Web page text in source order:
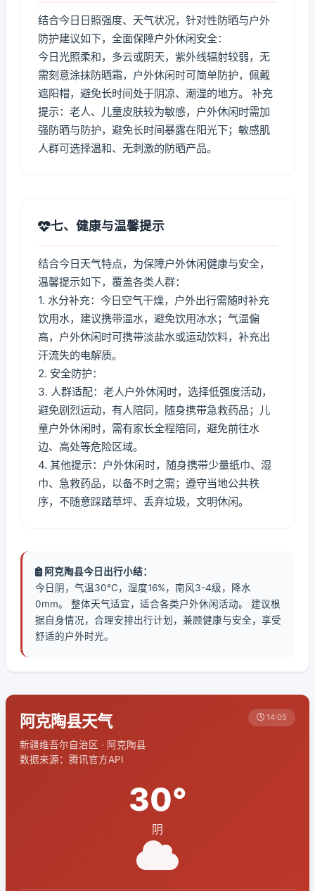
结合今日日照强度、天气状况，针对性防晒与户外
防护建议如下，全面保障户外休闲安全：
今日光照柔和，多云或阴天，紫外线辐射较弱，无
需刻意涂抹防晒霜，户外休闲时可简单防护，佩戴
遮阳帽，避免长时间处于阴凉、潮湿的地方。 补充
提示：老人、儿童皮肤较为敏感，户外休闲时需加
强防晒与防护，避免长时间暴露在阳光下；敏感肌
人群可选择温和、无刺激的防晒产品。
七、健康与温馨提示
结合今日天气特点，为保障户外休闲健康与安全，
温馨提示如下，覆盖各类人群：
1. 水分补充：今日空气干燥，户外出行需随时补充
饮用水，建议携带温水，避免饮用冰水；气温偏
高，户外休闲时可携带淡盐水或运动饮料，补充出
汗流失的电解质。
2. 安全防护：
3. 人群适配：老人户外休闲时，选择低强度活动，
避免剧烈运动，有人陪同，随身携带急救药品；儿
童户外休闲时，需有家长全程陪同，避免前往水
边、高处等危险区域。
4. 其他提示：户外休闲时，随身携带少量纸巾、湿
巾、急救药品，以备不时之需；遵守当地公共秩
序，不随意踩踏草坪、丢弃垃圾，文明休闲。
阿克陶县今日出行小结：
今日阴，气温30℃，湿度16%，南风3-4级，降水
0mm。 整体天气适宜，适合各类户外休闲活动。 建议根
据自身情况，合理安排出行计划，兼顾健康与安全，享受
舒适的户外时光。
阿克陶县天气
新疆维吾尔自治区 · 阿克陶县
数据来源：腾讯官方API
14:05
30°
阴